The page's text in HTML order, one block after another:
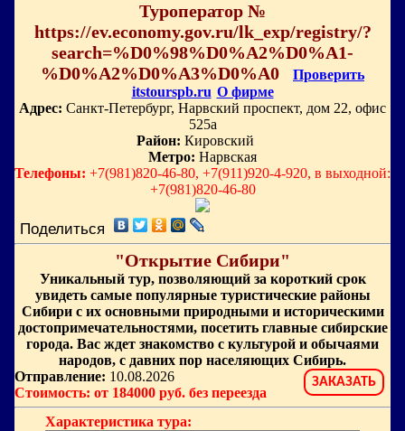
Туроператор №
https://ev.economy.gov.ru/lk_exp/registry/?
search=%D0%98%D0%A2%D0%A1-
%D0%A2%D0%A3%D0%A0
Проверить
itstourspb.ru О фирме
Адрес: Санкт-Петербург, Нарвский проспект, дом 22, офис
525а
Район: Кировский
Метро: Нарвская
Телефоны: +7(981)820-46-80, +7(911)920-4-920, в выходной:
+7(981)820-46-80
Поделиться
"Открытие Сибири"
Уникальный тур, позволяющий за короткий срок
увидеть самые популярные туристические районы
Сибири с их основными природными и историческими
достопримечательностями, посетить главные сибирские
города. Вас ждет знакомство с культурой и обычаями
народов, с давних пор населяющих Сибирь.
ЗАКАЗАТЬ
Отправление: 10.08.2026
Стоимость: от 184000 руб. без переезда
Характеристика тура: